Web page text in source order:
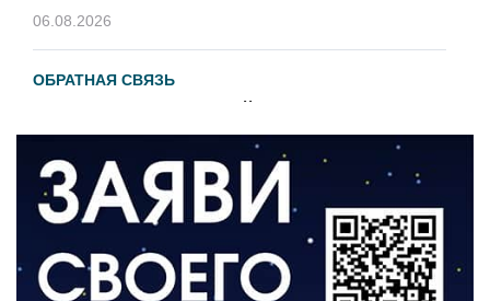
06.08.2026
ОБРАТНАЯ СВЯЗЬ
ВЛАСТЬ
День памяти и «Симфония народов»
06.08.2026